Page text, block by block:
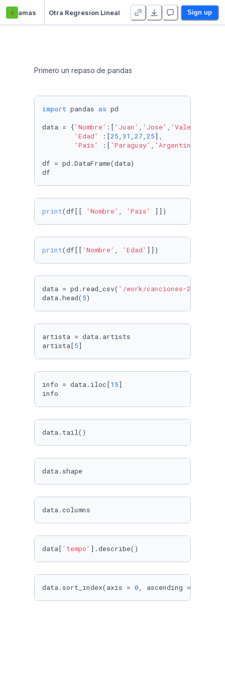
a amas Otra Regresion Lineal Sign up
Primero un repaso de pandas
import pandas as pd
data = {'Nombre' :[ 'Juan' , 'Jose' , 'Valeria'
'Edad'
:[25, 31 , 27, 25],
'País'
:[ 'Paraguay' , 'Argentina'
df = pd.DataFrame(data)
df
print(df[[ 'Nombre' , 'País' ]])
print(df[[ 'Nombre' , 'Edad' ]])
data = pd.read_csv( '/work/canciones-2018.csv'
data.head( 5)
artista = data.artists
artista[5]
info = data.iloc[15]
info
data.tail()
data.shape
data.columns
data[ 'tempo' ].describe()
data.sort_index(axis = 0, ascending =